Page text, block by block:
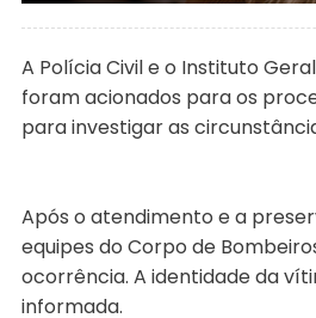
A Polícia Civil e o Instituto
foram acionados para os
para investigar as
Após o atendimento e a
equipes do Corpo de
ocorrência. A identidade da
informada.